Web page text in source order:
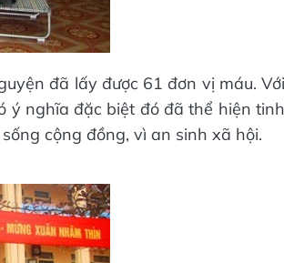
đã lấy được 61 đơn vị máu. Với
ý nghĩa đặc biệt đó đã thể hiện tinh
cộng đồng, vì an sinh xã hội.